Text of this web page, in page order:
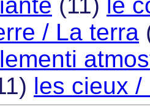
(11) le
/ La terra
les cieux /